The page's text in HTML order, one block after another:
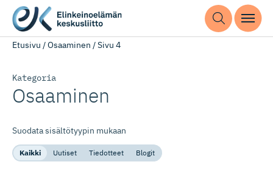
Etusivu /Osaaminen /Sivu 4
Kategoria
Osaaminen
Suodata sisältötyypin mukaan
Kaikki Uutiset Tiedotteet Blogit